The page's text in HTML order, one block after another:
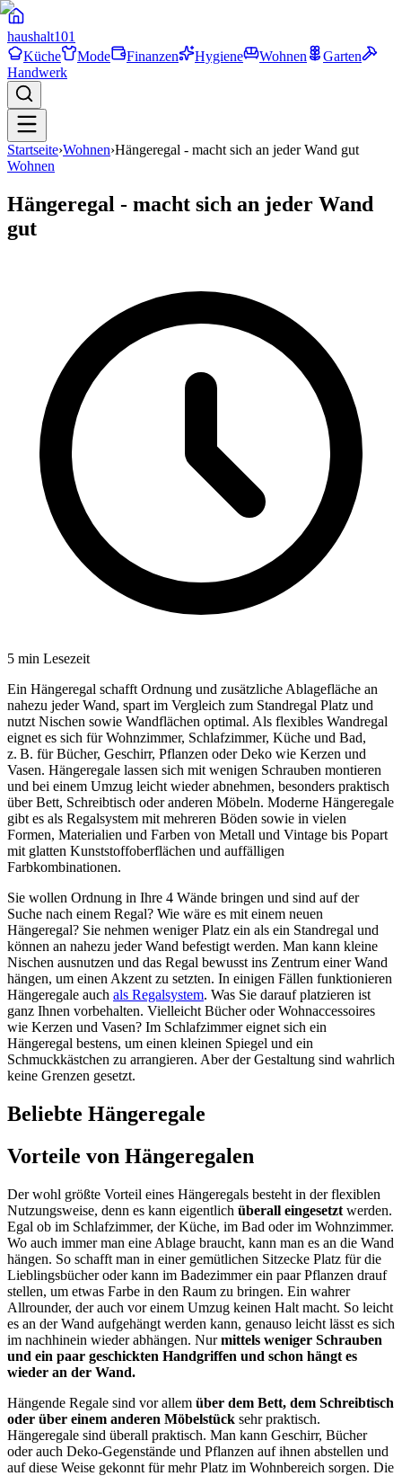
haushalt101
Küche
Mode Finanzen Hygiene Wohnen
Garten
Handwerk
Startseite›Wohnen›Hängeregal - macht sich an jeder Wand gut
Wohnen
Hängeregal - macht sich an jeder Wand
gut
5 min Lesezeit
Ein Hängeregal schafft Ordnung und zusätzliche Ablagefläche an
nahezu jeder Wand, spart im Vergleich zum Standregal Platz und
nutzt Nischen sowie Wandflächen optimal. Als flexibles Wandregal
eignet es sich für Wohnzimmer, Schlafzimmer, Küche und Bad,
z. B. für Bücher, Geschirr, Pflanzen oder Deko wie Kerzen und
Vasen. Hängeregale lassen sich mit wenigen Schrauben montieren
und bei einem Umzug leicht wieder abnehmen, besonders praktisch
über Bett, Schreibtisch oder anderen Möbeln. Moderne Hängeregale
gibt es als Regalsystem mit mehreren Böden sowie in vielen
Formen, Materialien und Farben von Metall und Vintage bis Popart
mit glatten Kunststoffoberflächen und auffälligen
Farbkombinationen.
Sie wollen Ordnung in Ihre 4 Wände bringen und sind auf der
Suche nach einem Regal? Wie wäre es mit einem neuen
Hängeregal? Sie nehmen weniger Platz ein als ein Standregal und
können an nahezu jeder Wand befestigt werden. Man kann kleine
Nischen ausnutzen und das Regal bewusst ins Zentrum einer Wand
hängen, um einen Akzent zu setzten. In einigen Fällen funktionieren
Hängeregale auch als Regalsystem. Was Sie darauf platzieren ist
ganz Ihnen vorbehalten. Vielleicht Bücher oder Wohnaccessoires
wie Kerzen und Vasen? Im Schlafzimmer eignet sich ein
Hängeregal bestens, um einen kleinen Spiegel und ein
Schmuckkästchen zu arrangieren. Aber der Gestaltung sind wahrlich
keine Grenzen gesetzt.
Beliebte Hängeregale
Vorteile von Hängeregalen
Der wohl größte Vorteil eines Hängeregals besteht in der flexiblen
Nutzungsweise, denn es kann eigentlich überall eingesetzt werden.
Egal ob im Schlafzimmer, der Küche, im Bad oder im Wohnzimmer.
Wo auch immer man eine Ablage braucht, kann man es an die Wand
hängen. So schafft man in einer gemütlichen Sitzecke Platz für die
Lieblingsbücher oder kann im Badezimmer ein paar Pflanzen drauf
stellen, um etwas Farbe in den Raum zu bringen. Ein wahrer
Allrounder, der auch vor einem Umzug keinen Halt macht. So leicht
es an der Wand aufgehängt werden kann, genauso leicht lässt es sich
im nachhinein wieder abhängen. Nurmittels weniger Schrauben
und ein paar geschickten Handgriffen und schon hängt es
wieder an der Wand.
Hängende Regale sind vor allem über dem Bett, dem Schreibtisch
oder über einem anderen Möbelstück sehr praktisch.
Hängeregale sind überall praktisch. Man kann Geschirr, Bücher
oder auch Deko-Gegenstände und Pflanzen auf ihnen abstellen und
auf diese Weise gekonnt für mehr Platz im Wohnbereich sorgen. Die